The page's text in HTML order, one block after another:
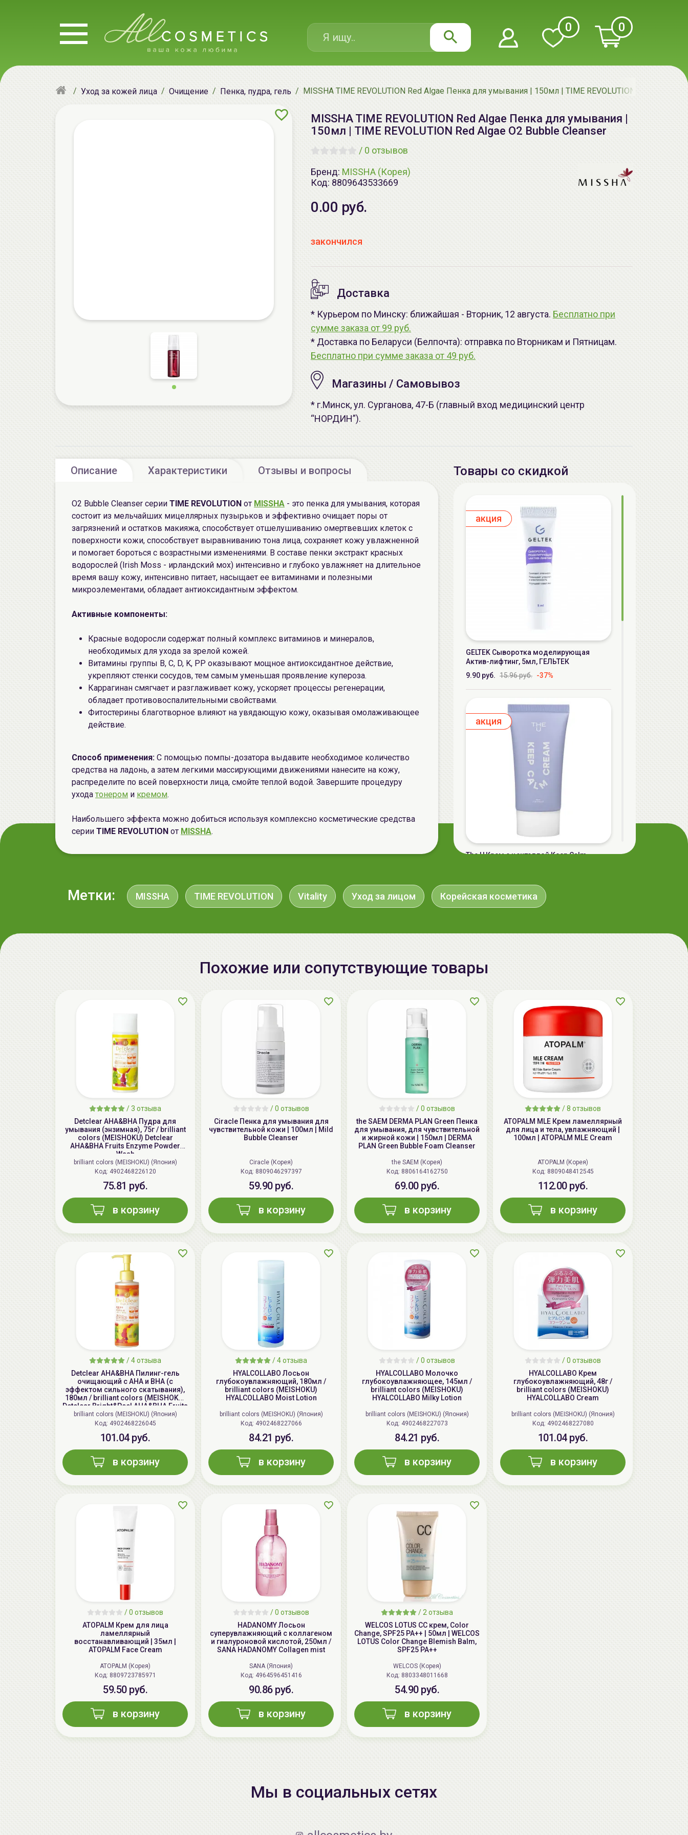
0 0
Уход за кожей лица Очищение Пенка, пудра, гель MISSHA TIME REVOLUTION Red Algae Пенка для умывания | 150мл | TIME REVOLUTION Red Algae
MISSHA TIME REVOLUTION Red Algae Пенка для умывания |
150мл | TIME REVOLUTION Red Algae O2 Bubble Cleanser
/ 0 отзывов
Бренд: MISSHA (Корея)
Код: 8809643533669
0.00 руб.
закончился
Доставка
* Курьером по Минску: ближайшая - Вторник, 12 августа. Бесплатно при
сумме заказа от 99 руб.
* Доставка по Беларуси (Белпочта): отправка по Вторникам и Пятницам.
Бесплатно при сумме заказа от 49 руб.
Магазины / Самовывоз
* г.Минск, ул. Сурганова, 47-Б (главный вход медицинский центр
“НОРДИН”).
Описание Характеристики Отзывы и вопросы
O2 Bubble Cleanser серии TIME REVOLUTION от MISSHA - это пенка для умывания, которая
состоит из мельчайших мицеллярных пузырьков и эффективно очищает поры от
загрязнений и остатков макияжа, способствует отшелушиванию омертвевших клеток с
поверхности кожи, способствует выравниванию тона лица, сохраняет кожу увлажненной
и помогает бороться с возрастными изменениями. В составе пенки экстракт красных
водорослей (Irish Moss - ирландский мох) интенсивно и глубоко увлажняет на длительное
время вашу кожу, интенсивно питает, насыщает ее витаминами и полезными
микроэлементами, обладает антиоксидантным эффектом.
Активные компоненты:
Красные водоросли содержат полный комплекс витаминов и минералов,
необходимых для ухода за зрелой кожей.
Витамины группы B, C, D, K, PP оказывают мощное антиоксидантное действие,
укрепляют стенки сосудов, тем самым уменьшая проявление купероза.
Каррагинан смягчает и разглаживает кожу, ускоряет процессы регенерации,
обладает противовоспалительными свойствами.
Фитостерины благотворное влияют на увядающую кожу, оказывая омолаживающее
действие.
Способ применения: С помощью помпы-дозатора выдавите необходимое количество
средства на ладонь, а затем легкими массирующими движениями нанесите на кожу,
распределите по всей поверхности лица, смойте теплой водой. Завершите процедуру
ухода тонером и кремом.
Наибольшего эффекта можно добиться используя комплексно косметические средства
серии TIME REVOLUTION от MISSHA.
Товары со скидкой
aкция
GELTEK Сыворотка моделирующая
Актив-лифтинг, 5мл, ГЕЛЬТЕК
9.90 руб. 15.96 руб. -37%
aкция
The U Крем с центеллой Keep Calm
ГЕЛЬТЕК cleansing Маска энзимная
пектиновая, 200г, GELTEK
124.98 руб. -52%
aкция
-26%
AiliCode Восстанавливающий крем-
пилинг для лица, 50мл
24.90 руб.
49.95 руб. -50%
Метки: MISSHA TIME REVOLUTION Vitality Уход за лицом Корейская косметика
Похожие или сопутствующие товары
/3 отзыва
Detclear AHA&BHA Пудра для
умывания (энзимная), 75г / brilliant
colors (MEISHOKU) Detclear
AHA&BHA Fruits Enzyme Powder
Wash
brilliant colors (MEISHOKU) (Япония)
Код: 4902468226120
75.81 руб.
в корзину
/0 отзывов
Ciracle Пенка для умывания для
чувствительной кожи | 100мл | Mild
Bubble Cleanser
Ciracle (Корея)
Код: 8809046297397
59.90 руб.
в корзину
/0 отзывов
the SAEM DERMA PLAN Green Пенка
для умывания, для чувствительной
и жирной кожи | 150мл | DERMA
PLAN Green Bubble Foam Cleanser
the SAEM (Корея)
Код: 8806164162750
69.00 руб.
в корзину
/8 отзывов
ATOPALM MLE Крем ламеллярный
для лица и тела, увлажняющий |
100мл | ATOPALM MLE Cream
ATOPALM (Корея)
Код: 8809048412545
112.00 руб.
в корзину
/4 отзыва
Detclear AHA&BHA Пилинг-гель
очищающий с AHA и BHA (с
эффектом сильного скатывания),
180мл / brilliant colors (MEISHOKU)
Detclear Bright&Peel AHA&BHA Fruits
Peeling Jelly
brilliant colors (MEISHOKU) (Япония)
Код: 4902468226045
101.04 руб.
в корзину
/4 отзыва
HYALCOLLABO Лосьон
глубокоувлажняющий, 180мл /
brilliant colors (MEISHOKU)
HYALCOLLABO Moist Lotion
brilliant colors (MEISHOKU) (Япония)
Код: 4902468227066
84.21 руб.
в корзину
/0 отзывов
HYALCOLLABO Молочко
глубокоувлажняющее, 145мл /
brilliant colors (MEISHOKU)
HYALCOLLABO Milky Lotion
brilliant colors (MEISHOKU) (Япония)
Код: 4902468227073
84.21 руб.
в корзину
/0 отзывов
HYALCOLLABO Крем
глубокоувлажняющий, 48г /
brilliant colors (MEISHOKU)
HYALCOLLABO Cream
brilliant colors (MEISHOKU) (Япония)
Код: 4902468227080
101.04 руб.
в корзину
/0 отзывов
ATOPALM Крем для лица
ламеллярный
восстанавливающий | 35мл |
ATOPALM Face Cream
ATOPALM (Корея)
Код: 8809723785971
59.50 руб.
в корзину
/0 отзывов
HADANOMY Лосьон
суперувлажняющий с коллагеном
и гиалуроновой кислотой, 250мл /
SANA HADANOMY Collagen mist
SANA (Япония)
Код: 4964596451416
90.86 руб.
в корзину
/2 отзыва
WELCOS LOTUS СС крем, Color
Change, SPF25 PA++ | 50мл | WELCOS
LOTUS Color Change Blemish Balm,
SPF25 PA++
WELCOS (Корея)
Код: 8803348011668
54.90 руб.
в корзину
Мы в социальных сетях